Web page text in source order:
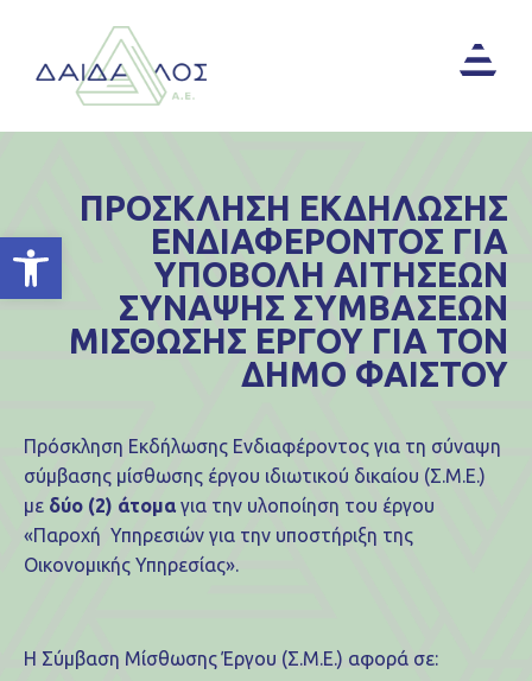
Ανοίξτε τη γραμμή εργαλείων
Πρόσκληση Εκδήλωσης Ενδιαφέροντος για τη σύναψη
σύμβασης μίσθωσης έργου ιδιωτικού δικαίου (Σ.Μ.Ε.)
με δύο (2) άτομα για την υλοποίηση του έργου
«Παροχή Υπηρεσιών για την υποστήριξη της
Οικονομικής Υπηρεσίας».
Η Σύμβαση Μίσθωσης Έργου (Σ.Μ.Ε.) αφορά σε:
ΠΡΟΣΚΛΗΣΗ ΕΚΔΗΛΩΣΗΣ
ΕΝΔΙΑΦΕΡΟΝΤΟΣ ΓΙΑ
ΥΠΟΒΟΛΗ ΑΙΤΗΣΕΩΝ
ΣΥΝΑΨΗΣ ΣΥΜΒΑΣΕΩΝ
ΜΙΣΘΩΣΗΣ ΕΡΓΟΥ ΓΙΑ ΤΟΝ
ΔΗΜΟ ΦΑΙΣΤΟΥ